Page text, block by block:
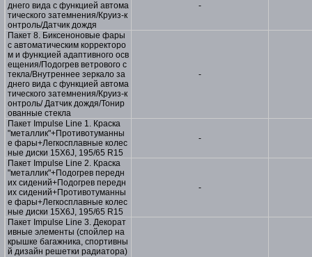
днего вида с функцией автома
тического затемнения/Круиз-к
онтроль/Датчик дождя
-
Пакет 8. Биксеноновые фары
с автоматическим корректоро
м и функцией адаптивного осв
ещения/Подогрев ветрового с
текла/Внутреннее зеркало за
днего вида с функцией автома
тического затемнения/Круиз-к
онтроль/ Датчик дождя/Тонир
ованные стекла
-
Пакет Impulse Line 1. Краска
"металлик"+Противотуманны
е фары+Легкосплавные колес
ные диски 15X6J, 195/65 R15
-
Пакет Impulse Line 2. Краска
"металлик"+Подогрев передн
их сидений+Подогрев передн
их сидений+Противотуманны
е фары+Легкосплавные колес
ные диски 15X6J, 195/65 R15
-
Пакет Impulse Line 3. Декорат
ивные элементы (спойлер на
крышке багажника, спортивны
й дизайн решетки радиатора)